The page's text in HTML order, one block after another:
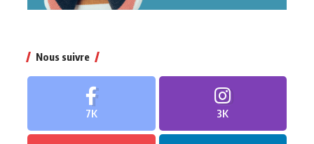
Nous suivre
7K 3K